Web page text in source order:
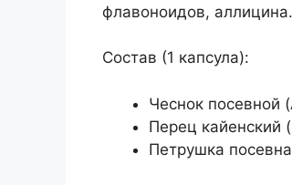
флавоноидов, аллицина.
Состав (1 капсула):
Чеснок посевной
Перец кайенский
Петрушка